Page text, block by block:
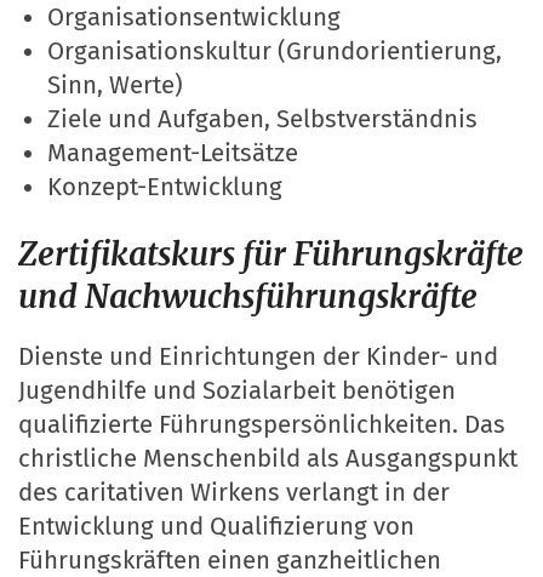
Organisationsentwicklung
Organisationskultur (Grundorientierung,
Sinn, Werte)
Ziele und Aufgaben, Selbstverständnis
Management-Leitsätze
Konzept-Entwicklung
Zertifikatskurs für Führungskräfte
und Nachwuchsführungskräfte
Dienste und Einrichtungen der Kinder- und
Jugendhilfe und Sozialarbeit benötigen
qualifizierte Führungspersönlichkeiten. Das
christliche Menschenbild als Ausgangspunkt
des caritativen Wirkens verlangt in der
Entwicklung und Qualifizierung von
Führungskräften einen ganzheitlichen